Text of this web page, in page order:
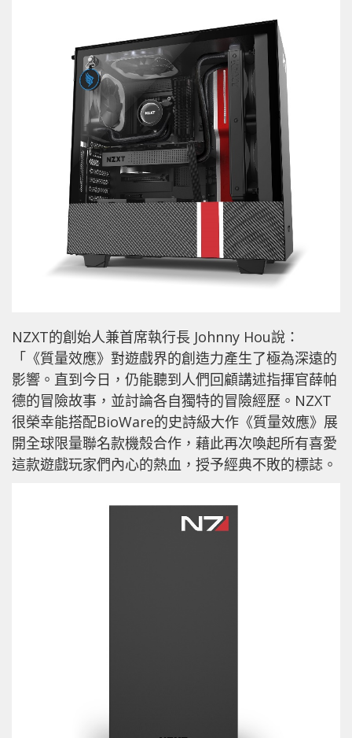
NZXT的創始人兼首席執行長 Johnny Hou說：
「《質量效應》對遊戲界的創造力產生了極為深遠的
影響。直到今日，仍能聽到人們回顧講述指揮官薛帕
德的冒險故事，並討論各自獨特的冒險經歷。NZXT
很榮幸能搭配BioWare的史詩級大作《質量效應》展
開全球限量聯名款機殼合作，藉此再次喚起所有喜愛
這款遊戲玩家們內心的熱血，授予經典不敗的標誌。